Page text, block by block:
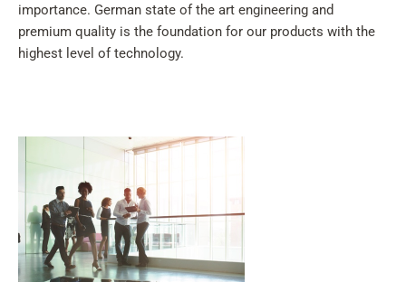
importance. German state of the art engineering and
premium quality is the foundation for our products with the
highest level of technology.